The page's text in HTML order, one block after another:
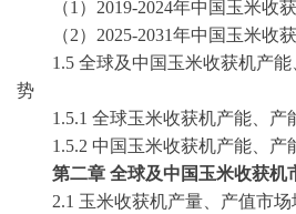
（1）2019-2024年中国玉米收
（2）2025-2031年中国玉米收
1.5 全球及中国玉米收获机产
势
1.5.1 全球玉米收获机产能、产
1.5.2 中国玉米收获机产能、产
第二章 全球及中国玉米收获机
2.1 玉米收获机产量、产值市